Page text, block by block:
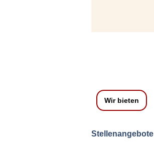
Wir bieten
Stellenangebote